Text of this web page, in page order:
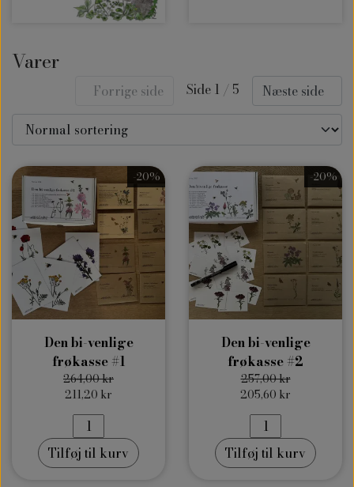
Varer
Forrige side Side 1 / 5 Næste side
-20%
Den bi-venlige
frøkasse #1
264,00 kr
211,20 kr
Tilføj til kurv
-20%
Den bi-venlige
frøkasse #2
257,00 kr
205,60 kr
Tilføj til kurv